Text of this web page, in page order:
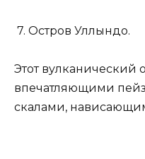
7. Остров Уллындо.
Этот вулканический
впечатляющими
скалами,